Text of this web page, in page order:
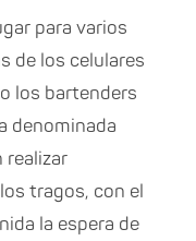
para varios
de los celulares
los bartenders
denominada
realizar
tragos, con el
la espera de